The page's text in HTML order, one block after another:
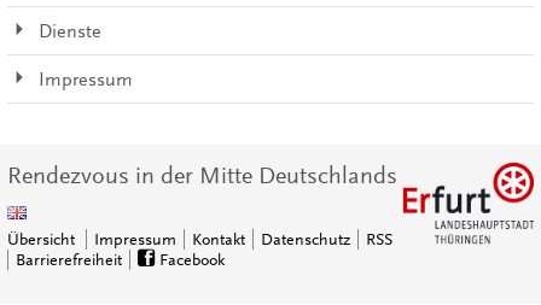
Dienste
Impressum
Rendezvous in der Mitte Deutschlands
Übersicht Impressum Kontakt Datenschutz
RSS
Barrierefreiheit
Facebook